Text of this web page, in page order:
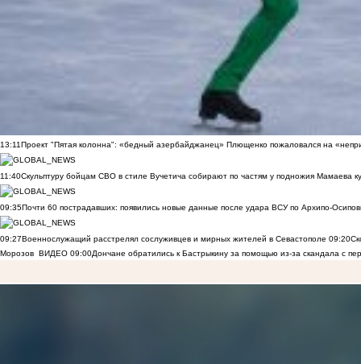
13:11Проект "Пятая колонна": «бедный азербайджанец» Плющенко пожаловался на
11:40Скульптуру бойцам СВО в стиле Вучетича собирают по частям у подножия Мамаева
09:35Почти 60 пострадавших: появились новые данные после удара ВСУ по Архипо-
09:27Военнослужащий расстрелял сослуживцев и мирных жителей в Севастополе 09:20
Морозов
ВИДЕО 09:00Дончане обратились к Бастрыкину за помощью из-за скандала с